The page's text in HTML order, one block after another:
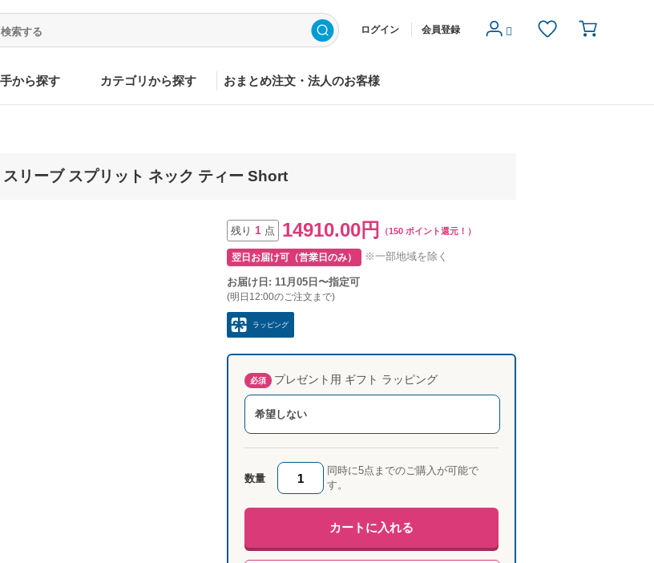
ログイン 会員登録
から探す カテゴリから探す おまとめ注文・法人のお客様
リーブ スプリット ネック ティー Short
残り 1 点 14910.00円 （150 ポイント還元！）
翌日お届け可（営業日のみ） ※一部地域を除く
お届け日: 11月05日〜指定可
(明日12:00のご注文まで)
ラッピング
必須 プレゼント用 ギフト ラッピング
希望しない
数量
同時に5点までのご購入が可能で
す。
カートに入れる